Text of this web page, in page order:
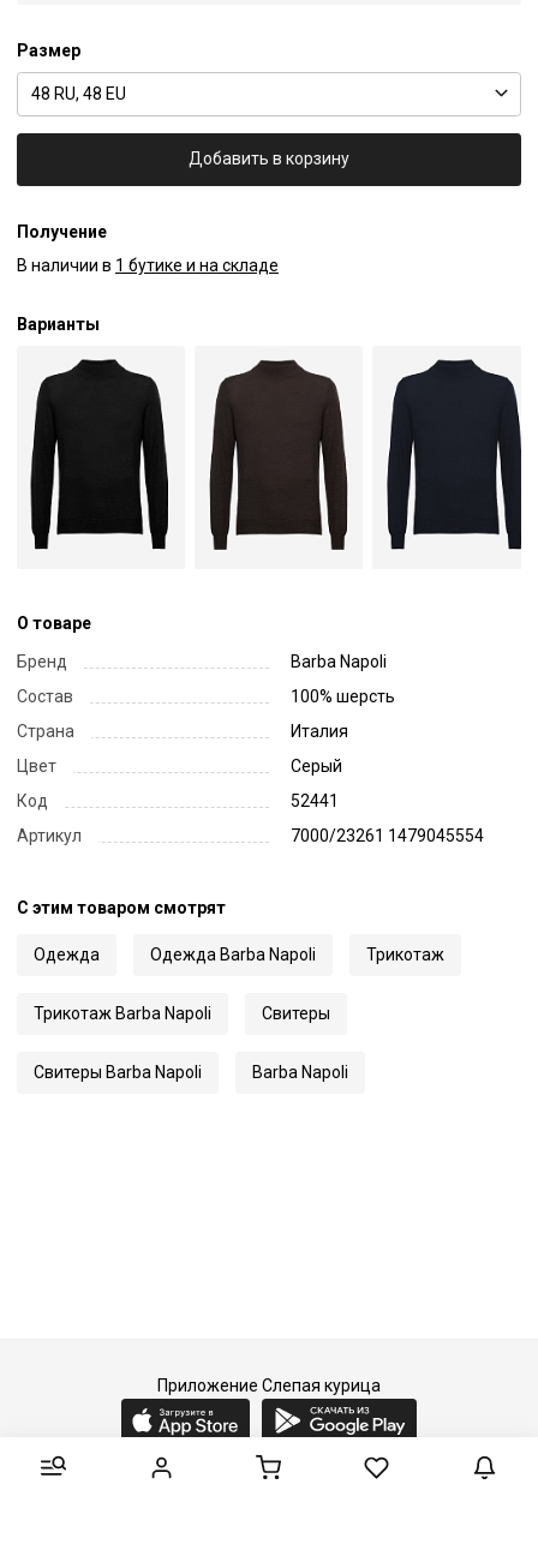
Размер
48 RU, 48 EU
Добавить в корзину
Получение
В наличии в 1 бутике и на складе
Варианты
О товаре
Бренд
Barba Napoli
Состав
100% шерсть
Страна
Италия
Цвет
Серый
Код
52441
Артикул
7000/23261 1479045554
С этим товаром смотрят
Одежда Одежда Barba Napoli Трикотаж
Трикотаж Barba Napoli Свитеры
Свитеры Barba Napoli Barba Napoli
Приложение Слепая курица
2015-2026 © Слепая курица - fashion concept store.